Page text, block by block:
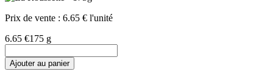
Prix de vente : 6.65 € l'unité
6.65 €175 g
Ajouter au panier